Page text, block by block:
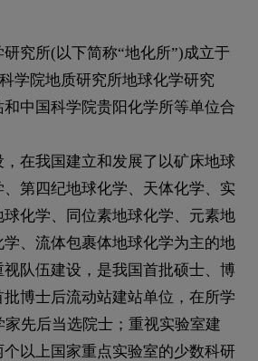
究所(以下简称“地化所”)成立于
学院地质研究所地球化学研究
中国科学院贵阳化学所等单位合
在我国建立和发展了以矿床地球
第四纪地球化学、天体化学、实
化学、同位素地球化学、元素地
、流体包裹体地球化学为主的地
队伍建设，是我国首批硕士、博
博士后流动站建站单位，在所学
家先后当选院士；重视实验室建
以上国家重点实验室的少数科研